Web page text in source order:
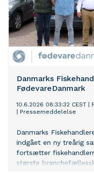
Danmarks
FødevareDanmark
10.6.2026 08:33:32 CEST
Pressemeddelelse
Danmarks
indgået en ny treårig
fortsætter
største